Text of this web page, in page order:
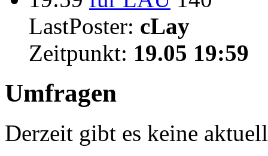
LastPoster: cLay
Zeitpunkt: 19.05 19:59
Umfragen
Derzeit gibt es keine